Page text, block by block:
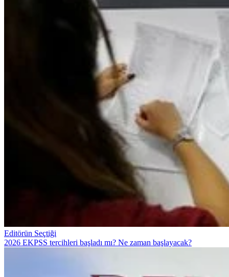
Editörün Seçtiği
2026 EKPSS tercihleri başladı mı? Ne zaman başlayacak?